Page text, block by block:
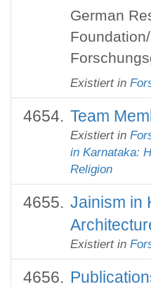
German
Existiert in
Team
Existiert in
in Karnataka:
Religion
Jainism in
Existiert in